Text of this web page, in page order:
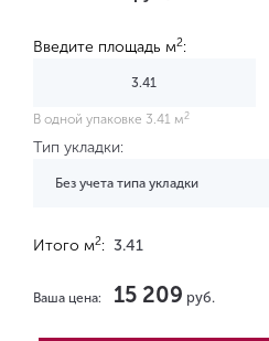
Введите площадь м2:
В одной упаковке 3.41 м 2
Тип укладки:
Без учета типа укладки
Итого м2: 3.41
Ваша цена: 15 209 руб.